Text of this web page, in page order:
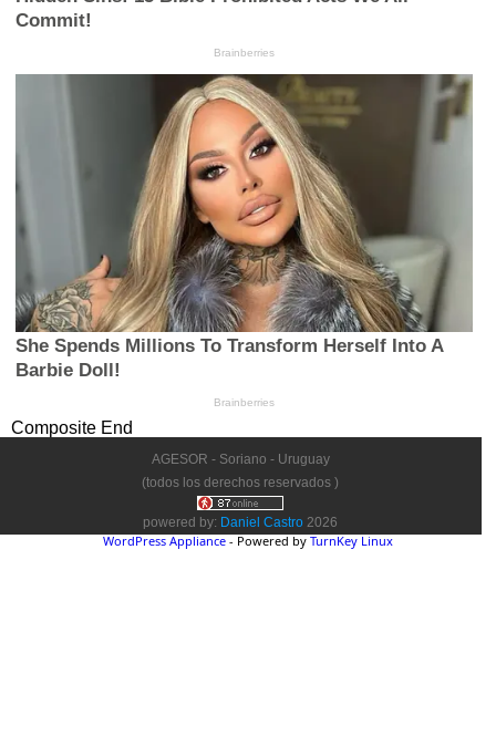
Composite End
AGESOR - Soriano - Uruguay
(todos los derechos reservados )
powered by: Daniel Castro 2026
WordPress Appliance- Powered byTurnKey Linux